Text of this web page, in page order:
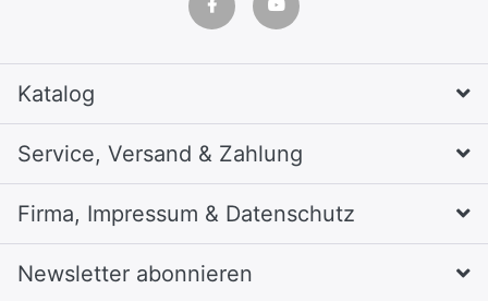
Katalog
Service, Versand & Zahlung
Firma, Impressum & Datenschutz
Newsletter abonnieren